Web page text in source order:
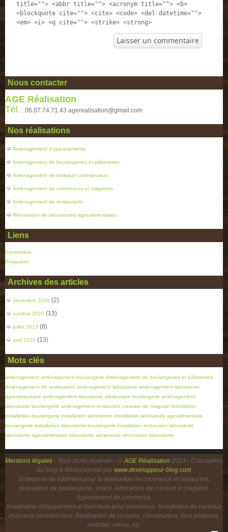
title=""> <abbr title=""> <acronym title=""> <b>
<blockquote cite=""> <cite> <code> <del datetime="">
<em> <i> <q cite=""> <strike> <strong>
Nous contacter
AGE Réalisation
Tél. : 06.07.74.71.43 agerealisation@gmail.com
Nos réalisations
Aménagement d'appartements
Aménagement de boulangeries et pâtisseries
Aménagement de bureaux commerciaux
Aménagement de commerces et magasins
Aménagement de restaurants
Rénovation de laboratoires agroalimentaires
Liens
Conetureal
Polypanel
Archives des articles
décembre 2020 (2)
octobre 2020 (13)
juillet 2013 (8)
avril 2013 (13)
Mots clés
aménagement aménagement boulangerie Aménagement de boulangeries et pâtisseries
Aménagement de restaurants aménagement laboratoire aménagement laboratoire
agroalimentaire aménagement laboratoire alimentaire boulangerie aménagement
laboratoire boulangerie aménagement restaurant creation de magasin installation
installation boulangerie installation laboratoire installation laboratoire agroalimentaire
boulangerie installation laboratoire boulangerie installation restaurant laboratoire
laboratoire agroalimentaire laboratoire alimentaire rénovation laboratoire
Mentions légales - Tous droits réservés - ©AGE Réalisation 2013 - Conception
du blog & Rédactionnel par www.developpeur-blog.com
Entreprise du bâtiment pour la réalisation de commerce et restaurant,
rénovation de boulangerie, snack, laboratoire de cuisson et magasin.
Agencement de commerce.
Installation d'équipement et fourniture pour commerce. Installation de bureaux
et locaux commerciaux. Réalisation de cloisons, climatisation, faux plafonds,
mobilier, vitrine, etc